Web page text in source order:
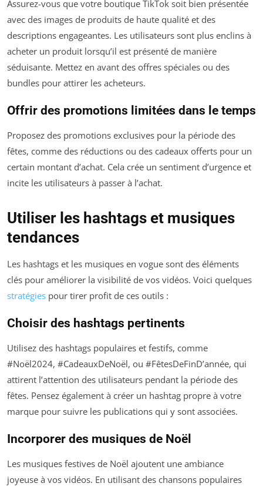
Assurez-vous que votre boutique TikTok soit bien présentée
avec des images de produits de haute qualité et des
descriptions engageantes. Les utilisateurs sont plus enclins à
acheter un produit lorsqu’il est présenté de manière
séduisante. Mettez en avant des offres spéciales ou des
bundles pour attirer les acheteurs.
Offrir des promotions limitées dans le temps
Proposez des promotions exclusives pour la période des
fêtes, comme des réductions ou des cadeaux offerts pour un
certain montant d’achat. Cela crée un sentiment d’urgence et
incite les utilisateurs à passer à l’achat.
Utiliser les hashtags et musiques
tendances
Les hashtags et les musiques en vogue sont des éléments
clés pour améliorer la visibilité de vos vidéos. Voici quelques
stratégies pour tirer profit de ces outils :
Choisir des hashtags pertinents
Utilisez des hashtags populaires et festifs, comme
#Noël2024, #CadeauxDeNoël, ou #FêtesDeFinD’année, qui
attirent l’attention des utilisateurs pendant la période des
fêtes. Pensez également à créer un hashtag propre à votre
marque pour suivre les publications qui y sont associées.
Incorporer des musiques de Noël
Les musiques festives de Noël ajoutent une ambiance
joyeuse à vos vidéos. En utilisant des chansons populaires